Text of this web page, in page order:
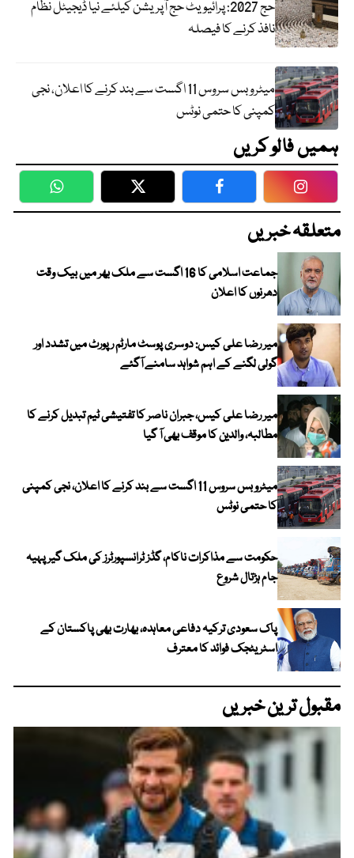
حج 2027: پرائیویٹ حج آپریشن کیلئے نیا ڈیجیٹل نظام
نافذ کرنے کا فیصلہ
میٹرو بس سروس 11 اگست سے بند کرنے کا اعلان، نجی
کمپنی کا حتمی نوٹس
ہمیں فالو کریں
WhatsApp Twitter Facebook
متعلقہ خبریں
جماعت اسلامی کا 16 اگست سے ملک بھر میں بیک وقت
دھرنوں کا اعلان
میر رضا علی کیس: دوسری پوسٹ مارٹم رپورٹ میں تشدد اور
گولی لگنے کے اہم شواہد سامنے آگئے
میر رضا علی کیس، جبران ناصر کا تفتیشی ٹیم تبدیل کرنے کا
مطالبہ، والدین کا موقف بھی آ گیا
میٹرو بس سروس 11 اگست سے بند کرنے کا اعلان، نجی کمپنی
کا حتمی نوٹس
حکومت سے مذاکرات ناکام، گڈز ٹرانسپورٹرز کی ملک گیر پہیہ
جام ہڑتال شروع
پاک سعودی ترکیہ دفاعی معاہدہ، بھارت بھی پاکستان کے
اسٹریٹجک فوائد کا معترف
مقبول ترین خبریں